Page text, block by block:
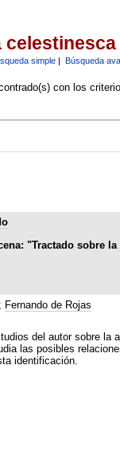
celestinesca
simple| Búsqueda
con los
"Tractado sobre
Fernando de Rojas
del autor sobre la
las posibles
identificación.